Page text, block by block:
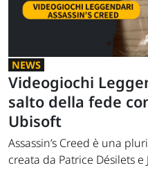
NEWS
Videogiochi
salto della fede
Ubisoft
Assassin’s Creed è una
creata da Patrice Désilets e